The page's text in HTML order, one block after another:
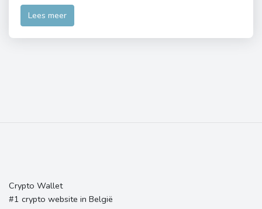
Lees meer
Crypto Wallet
#1 crypto website in België